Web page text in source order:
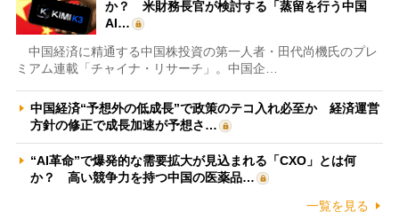
か？ 米財務長官が検討する「蒸留を行う中国
AI…
中国経済に精通する中国株投資の第一人者・田代尚機氏のプレ
ミアム連載「チャイナ・リサーチ」。中国企…
中国経済“予想外の低成長”で政策のテコ入れ必至か 経済運営
方針の修正で成長加速が予想さ…
“AI革命”で爆発的な需要拡大が見込まれる「CXO」とは何
か？ 高い競争力を持つ中国の医薬品…
一覧を見る